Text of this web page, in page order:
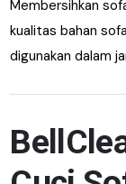
Membersihkan
kualitas bahan
digunakan dalam